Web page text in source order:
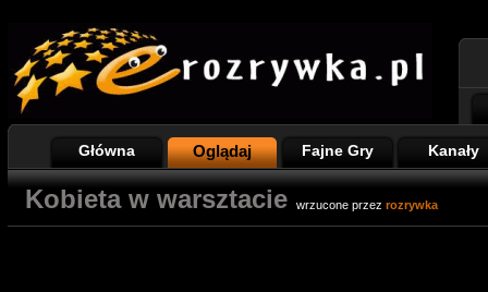
Główna Oglądaj Fajne Gry Kanały
Kobieta w warsztacie wrzucone przez rozrywka